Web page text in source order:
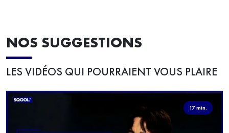
NOS SUGGESTIONS
LES VIDÉOS QUI POURRAIENT VOUS PLAIRE
17 min.